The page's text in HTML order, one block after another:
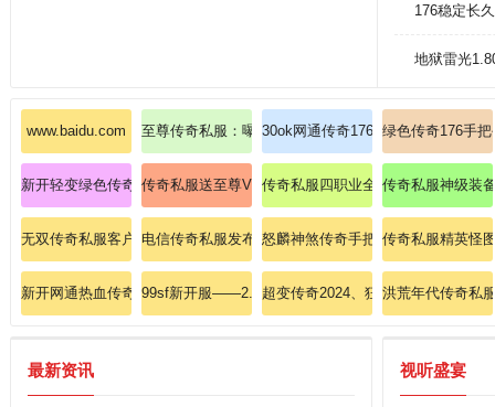
176稳定长
地狱雷光
www.baidu.com 至尊传奇私服：曝光私服爆率背后的惊人内幕！
30ok网通传奇176切身帮你探索刺客
绿色传奇176手
新开轻变绿色传奇私服：全新开启，绿色轻变
传奇私服送至尊VIP：传奇私服的巅峰特权，尊享帝王
传奇私服四职业全面解析:龙魂传奇
传奇私服神级装
无双传奇私服客户端：无双乱斗，秒速下载瞬间封神！
电信传奇私服发布网装备指南:跨服暗黑传奇道士何处
怒麟神煞传奇手把手使朋友意会战士
传奇私服精英怪
新开网通热血传奇私服99sf新开服——2.0神话版庆典狂欢倒计时5小时！
超变传奇2024、狂欢盛典爆率翻倍
洪荒年代传奇私
最新资讯 视听盛宴